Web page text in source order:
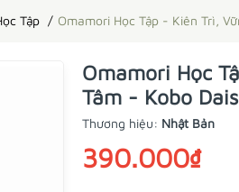
Tập Omamori Học Tập - Kiên Trì,
Omamori Học
Tâm - Kobo
Thương hiệu: Nhật Bản
390.000₫